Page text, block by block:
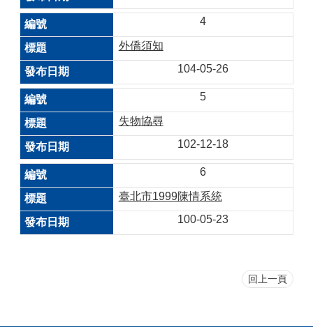
4
外僑須知
104-05-26
5
失物協尋
102-12-18
6
臺北市1999陳情系統
100-05-23
回上一頁